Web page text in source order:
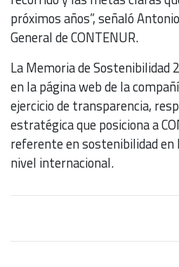
próximos años”, señaló
General de CONTENUR.
La Memoria de Sostenibilidad
en la página web de la
ejercicio de transparencia,
estratégica que posiciona a
referente en sostenibilidad
nivel internacional.